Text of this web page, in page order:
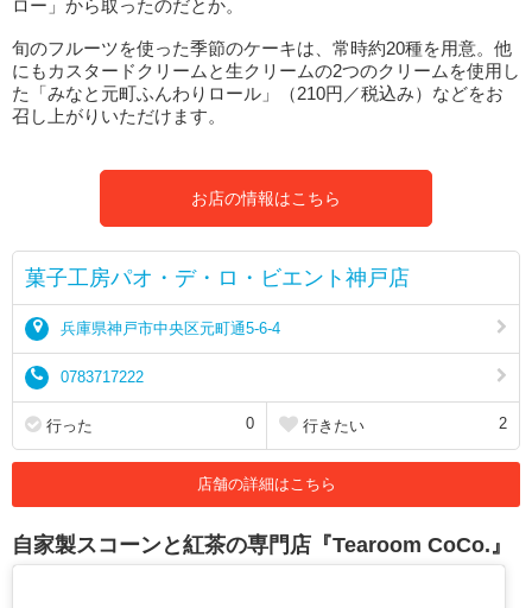
ロー」から取ったのだとか。
旬のフルーツを使った季節のケーキは、常時約20種を用意。他
にもカスタードクリームと生クリームの2つのクリームを使用し
た「みなと元町ふんわりロール」（210円／税込み）などをお
召し上がりいただけます。
お店の情報はこちら
菓子工房パオ・デ・ロ・ビエント神戸店
兵庫県神戸市中央区元町通5-6-4
0783717222
行った 0 行きたい 2
店舗の詳細はこちら
自家製スコーンと紅茶の専門店『Tearoom CoCo.』